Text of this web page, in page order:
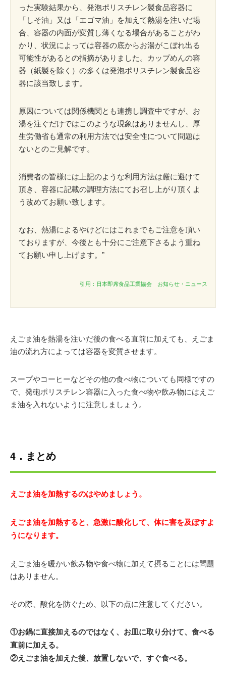
った実験結果から、発泡ポリスチレン製食品容器に
「しそ油」又は「エゴマ油」を加えて熱湯を注いだ場
合、容器の内面が変質し薄くなる場合があることがわ
かり、状況によっては容器の底からお湯がこぼれ出る
可能性があるとの指摘がありました。カップめんの容
器（紙製を除く）の多くは発泡ポリスチレン製食品容
器に該当致します。
原因については関係機関とも連携し調査中ですが、お
湯を注ぐだけではこのような現象はありませんし、厚
生労働省も通常の利用方法では安全性について問題は
ないとのご見解です。
消費者の皆様には上記のような利用方法は厳に避けて
頂き、容器に記載の調理方法にてお召し上がり頂くよ
う改めてお願い致します。
なお、熱湯によるやけどにはこれまでもご注意を頂い
ておりますが、今後とも十分にご注意下さるよう重ね
てお願い申し上げます。”
引用：日本即席食品工業協会 お知らせ・ニュース
えごま油を熱湯を注いだ後の食べる直前に加えても、えごま
油の流れ方によっては容器を変質させます。
スープやコーヒーなどその他の食べ物についても同様ですの
で、発砲ポリスチレン容器に入った食べ物や飲み物にはえご
ま油を入れないように注意しましょう。
4．まとめ
えごま油を加熱するのはやめましょう。
えごま油を加熱すると、急激に酸化して、体に害を及ぼすよ
うになります。
えごま油を暖かい飲み物や食べ物に加えて摂ることには問題
はありません。
その際、酸化を防ぐため、以下の点に注意してください。
①お鍋に直接加えるのではなく、お皿に取り分けて、食べる
直前に加える。
②えごま油を加えた後、放置しないで、すぐ食べる。